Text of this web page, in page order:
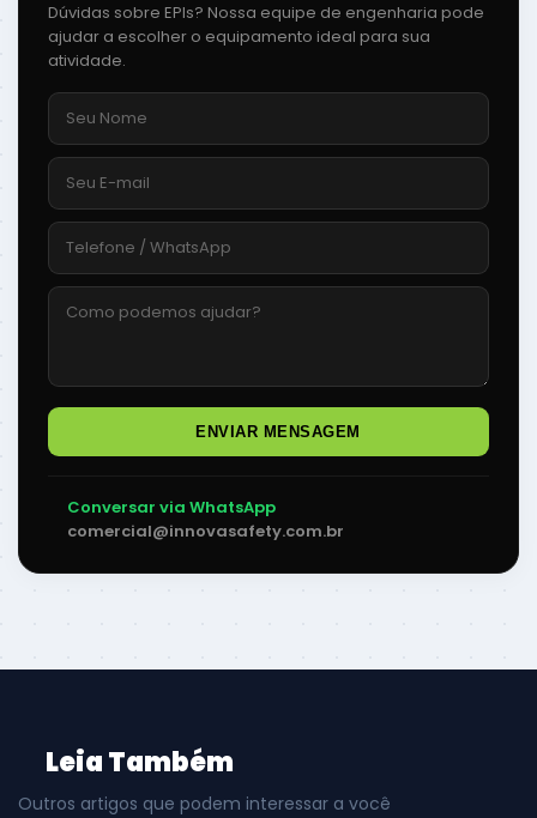
Dúvidas sobre EPIs? Nossa equipe de engenharia pode
ajudar a escolher o equipamento ideal para sua
atividade.
ENVIAR MENSAGEM
Conversar via WhatsApp
comercial@innovasafety.com.br
Leia Também
Outros artigos que podem interessar a você